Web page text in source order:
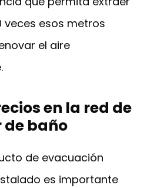
veces esos metros
el aire
en la red de
baño
de evacuación
es importante